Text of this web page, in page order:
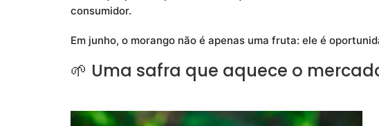
consumidor.
Em junho, o morango não é apenas uma fruta: ele é
🌱 Uma safra que aquece o